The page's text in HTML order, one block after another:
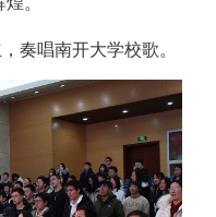
奏唱南开大学校歌。